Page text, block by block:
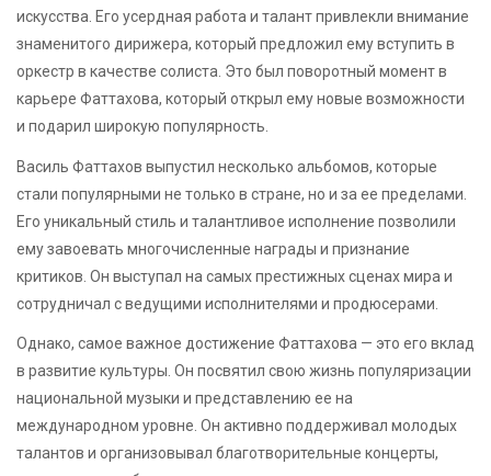
искусства. Его усердная работа и талант привлекли внимание
знаменитого дирижера, который предложил ему вступить в
оркестр в качестве солиста. Это был поворотный момент в
карьере Фаттахова, который открыл ему новые возможности
и подарил широкую популярность.
Василь Фаттахов выпустил несколько альбомов, которые
стали популярными не только в стране, но и за ее пределами.
Его уникальный стиль и талантливое исполнение позволили
ему завоевать многочисленные награды и признание
критиков. Он выступал на самых престижных сценах мира и
сотрудничал с ведущими исполнителями и продюсерами.
Однако, самое важное достижение Фаттахова — это его вклад
в развитие культуры. Он посвятил свою жизнь популяризации
национальной музыки и представлению ее на
международном уровне. Он активно поддерживал молодых
талантов и организовывал благотворительные концерты,